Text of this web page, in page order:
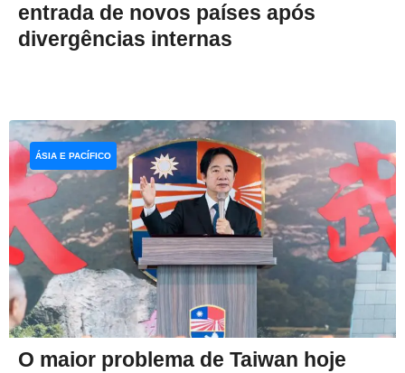
entrada de novos países após
divergências internas
O maior problema de Taiwan hoje
ÁSIA E PACÍFICO